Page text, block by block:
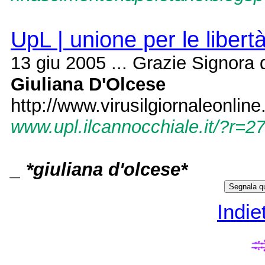
UpL | unione per le
13 giu 2005 ... Grazie
Giuliana D'Olcese
http://
www.upl.ilcannocchiale.it/
_ *giuliana d'olcese*